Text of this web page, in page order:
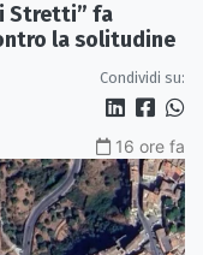
Stretti” fa
la solitudine
Condividi su:
16 ore fa